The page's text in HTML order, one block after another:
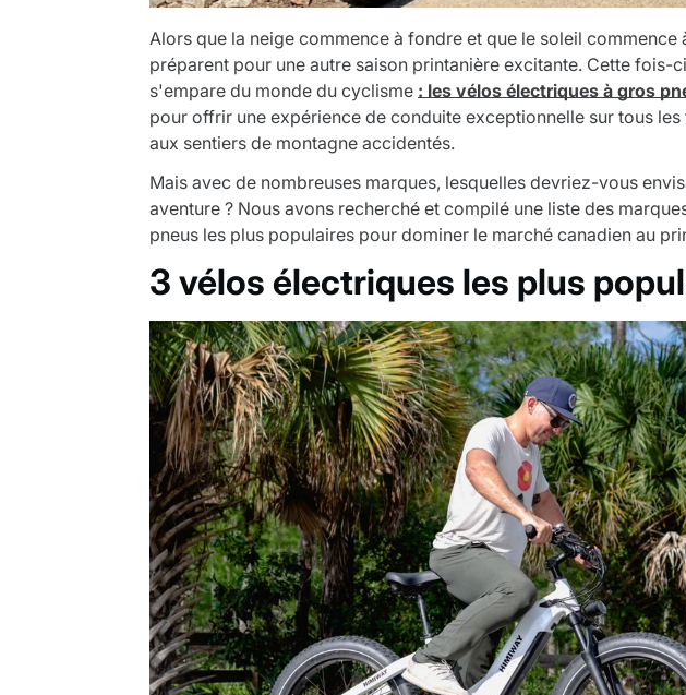
Alors que la neige commence à fondre et que le soleil commence
préparent pour une autre saison printanière excitante. Cette fois-
s'empare du monde du cyclisme : les vélos électriques à gros
pour offrir une expérience de conduite exceptionnelle sur tous
aux sentiers de montagne accidentés.
Mais avec de nombreuses marques, lesquelles devriez-vous
aventure ? Nous avons recherché et compilé une liste des
pneus les plus populaires pour dominer le marché canadien au
3 vélos électriques les plus